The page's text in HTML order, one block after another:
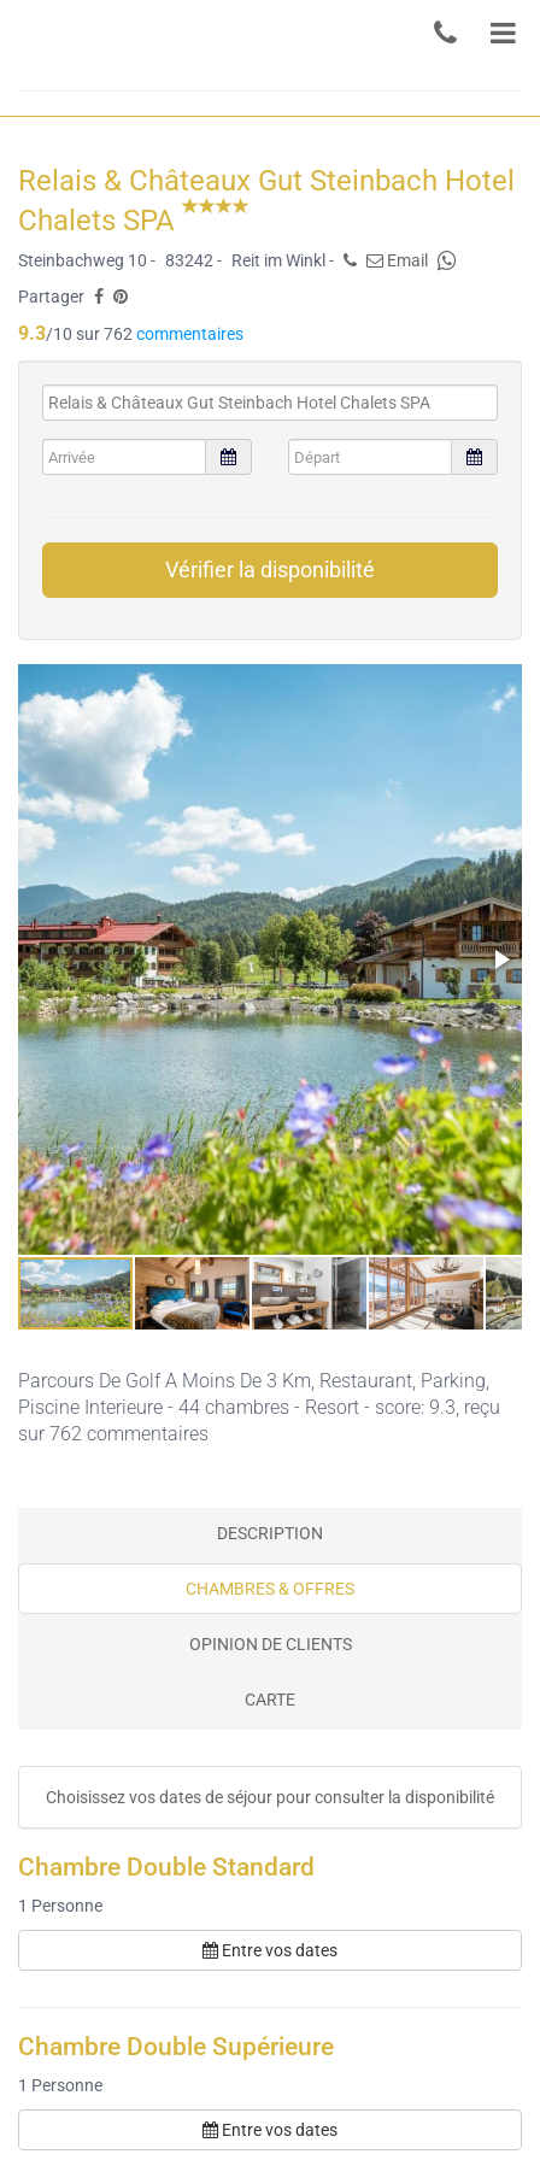
Relais & Châteaux Gut Steinbach Hotel
Chalets SPA
Steinbachweg 10 - 83242 - Reit im Winkl -
Email
Partager
9.3/10 sur 762 commentaires
Vérifier la disponibilité
Parcours De Golf A Moins De 3 Km, Restaurant, Parking,
Piscine Interieure - 44 chambres - Resort - score: 9.3, reçu
sur 762 commentaires
DESCRIPTION
CHAMBRES & OFFRES
OPINION DE CLIENTS
CARTE
Choisissez vos dates de séjour pour consulter la disponibilité
Chambre Double Standard
1 Personne
Entre vos dates
Chambre Double Supérieure
1 Personne
Entre vos dates